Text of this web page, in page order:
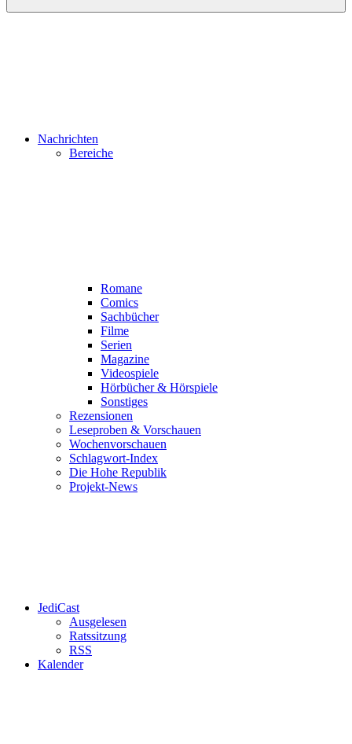
Nachrichten
Bereiche
Romane
Comics
Sachbücher
Filme
Serien
Magazine
Videospiele
Hörbücher & Hörspiele
Sonstiges
Rezensionen
Leseproben & Vorschauen
Wochenvorschauen
Schlagwort-Index
Die Hohe Republik
Projekt-News
JediCast
Ausgelesen
Ratssitzung
RSS
Kalender